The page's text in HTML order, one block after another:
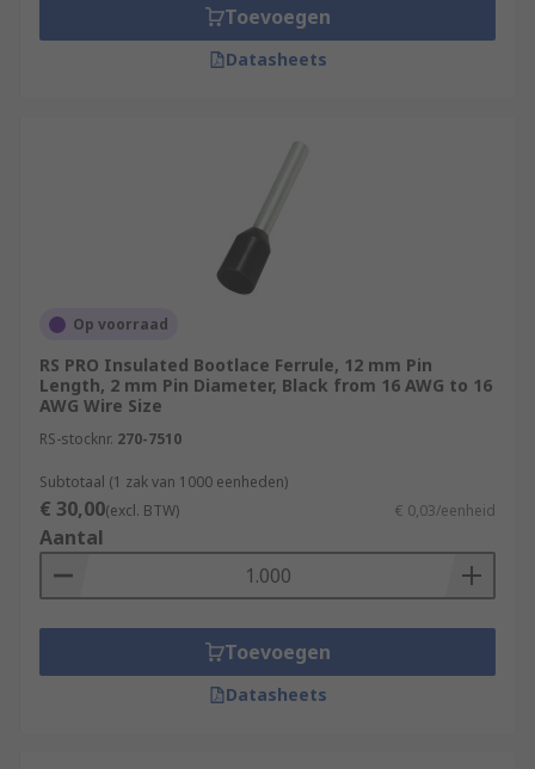
Toevoegen
Datasheets
Op voorraad
RS PRO Insulated Bootlace Ferrule, 12 mm Pin
Length, 2 mm Pin Diameter, Black from 16 AWG to 16
AWG Wire Size
RS-stocknr. 270-7510
Subtotaal (1 zak van 1000 eenheden)
€ 30,00(excl. BTW) € 0,03/eenheid
Aantal
Toevoegen
Datasheets